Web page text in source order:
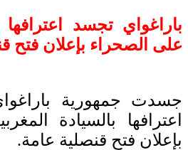
باراغواي تجسد اعترافها
على الصحراء بإعلان فتح
جسدت جمهورية
اعترافها بالسيادة
بإعلان فتح قنصلية عامة.